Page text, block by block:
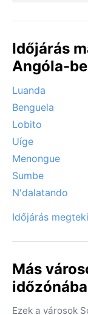
Időjárás
Angóla-
Luanda
Benguela
Lobito
Uíge
Menongue
Sumbe
N'dalatando
Időjárás
Más
Ezek a városok